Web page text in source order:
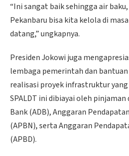
“Ini sangat baik sehingga air
Pekanbaru bisa kita kelola di
datang,” ungkapnya.
Presiden Jokowi juga
lembaga pemerintah dan
realisasi proyek infrastruktur
SPALDT ini dibiayai oleh
Bank (ADB), Anggaran
(APBN), serta Anggaran
(APBD).